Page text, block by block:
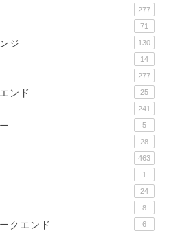
277
71
ジ 130
14
277
ンド 25
241
5
28
463
1
24
8
クエンド 6